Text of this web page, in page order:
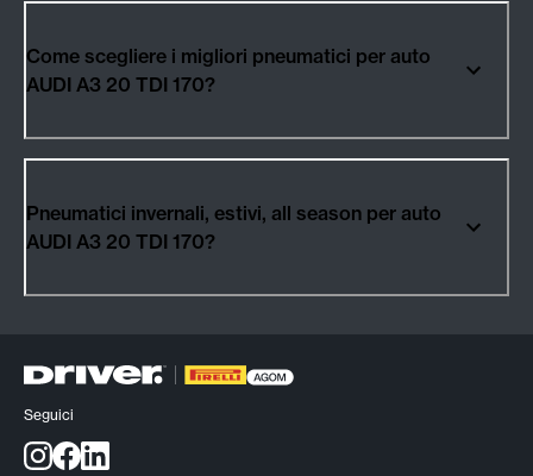
Come scegliere i migliori pneumatici per auto
AUDI A3 20 TDI 170?
Pneumatici invernali, estivi, all season per auto
AUDI A3 20 TDI 170?
Seguici